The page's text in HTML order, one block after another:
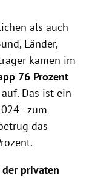
als auch
Länder,
kamen im
76 Prozent
Das ist ein
- zum
das
der privaten